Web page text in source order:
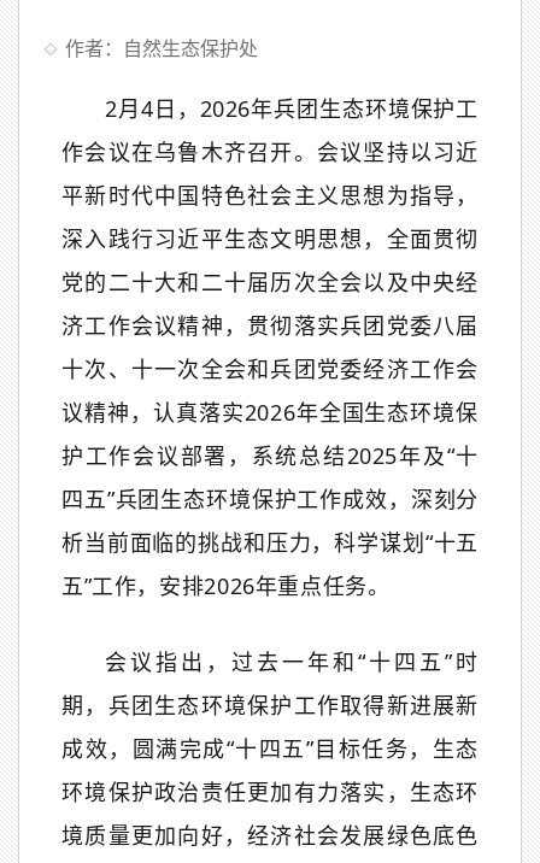
作者：自然生态保护处
2月4日， 2026年兵团生态环境保护工
作会议在乌鲁木齐召开。会议坚持以习近
平新时代中国特色社会主义思想为指导，
深入践行习近平生态文明思想，全面贯彻
党的二十大和二十届历次全会以及中央经
济工作会议精神，贯彻落实兵团党委八届
十次、十一次全会和兵团党委经济工作会
议精神，认真落实2026年全国生态环境保
护工作会议部署，系统总结2025年及“十
四五”兵团生态环境保护工作成效，深刻分
析当前面临的挑战和压力，科学谋划“十五
五”工作，安排2026年重点任务。
会议指出，过去一年和“十四五”时
期，兵团生态环境保护工作取得新进展新
成效，圆满完成“十四五”目标任务，生态
环境保护政治责任更加有力落实，生态环
境质量更加向好，经济社会发展绿色底色